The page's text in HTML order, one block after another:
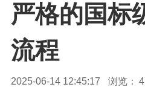
企业荣誉
校企合作
严格的国标
流程
2025-06-14 12:45:17 浏览：